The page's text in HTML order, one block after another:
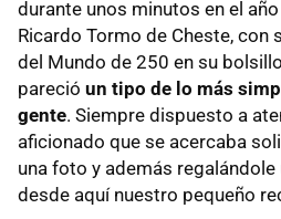
durante unos minutos en el
Ricardo Tormo de Cheste, con
del Mundo de 250 en su
pareció un tipo de lo más
gente. Siempre dispuesto a
aficionado que se acercaba
una foto y además regalándole
desde aquí nuestro pequeño